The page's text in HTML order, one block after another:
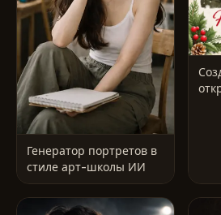
Генератор портретов в
стиле арт-школы ИИ